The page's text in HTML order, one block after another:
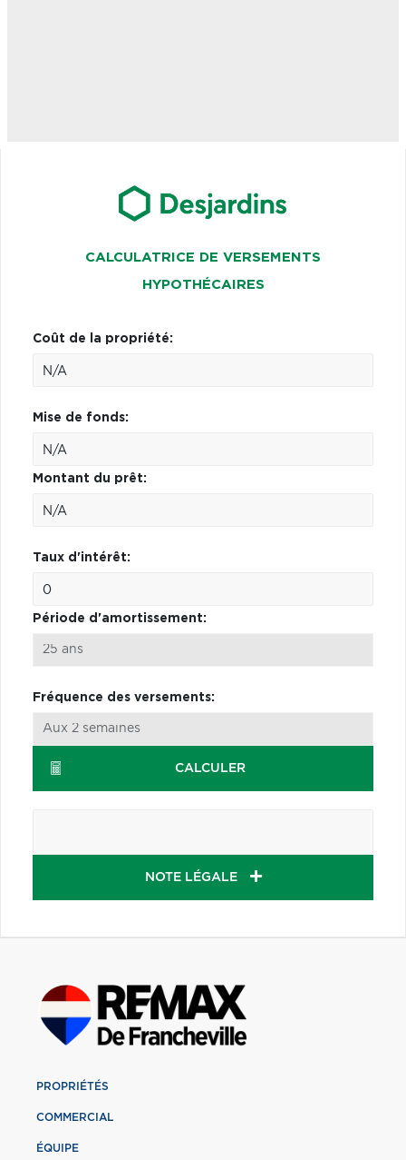
CALCULATRICE DE VERSEMENTS
HYPOTHÉCAIRES
Coût de la propriété:
Mise de fonds:
Montant du prêt:
Taux d'intérêt:
Période d'amortissement:
Fréquence des versements:
CALCULER
NOTE LÉGALE
PROPRIÉTÉS
COMMERCIAL
ÉQUIPE